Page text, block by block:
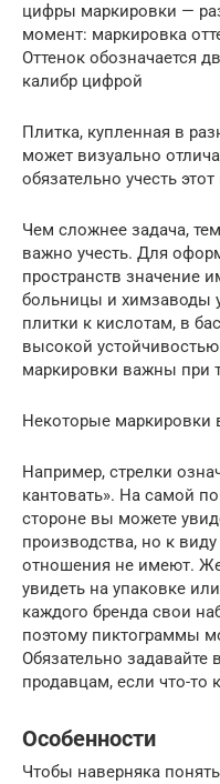
цифры маркировки —
момент: маркировка
Оттенок обозначается
калибр цифрой
Плитка, купленная в
может визуально
обязательно учесть
Чем сложнее задача,
важно учесть. Для
пространств значение
больницы и химзаводы
плитки к кислотам, в
высокой
маркировки важны при
Некоторые маркировки
Например, стрелки
кантовать». На самой
стороне вы можете
производства, но к
отношения не имеют.
увидеть на упаковке
каждого бренда свои
поэтому пиктограммы
Обязательно задавайте
продавцам, если что-то
Особенности
Чтобы наверняка